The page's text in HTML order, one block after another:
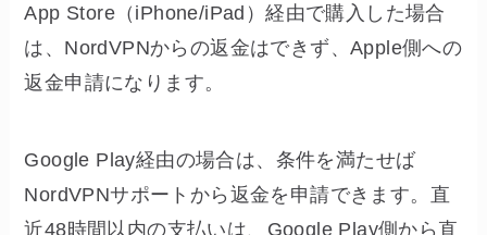
App Store（iPhone/iPad）経由で購入した場合
は、NordVPNからの返金はできず、Apple側への
返金申請になります。
Google Play経由の場合は、条件を満たせば
NordVPNサポートから返金を申請できます。直
近48時間以内の支払いは、Google Play側から直